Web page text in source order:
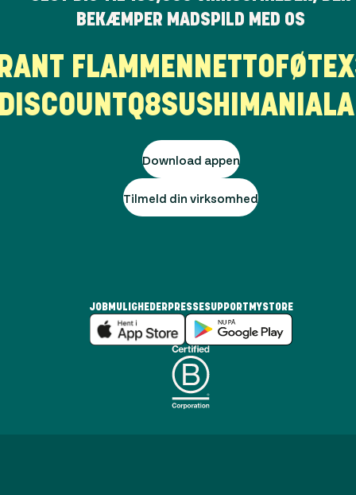
BEKÆMPER MADSPILD MED OS
FLAMMENNETTO
Q8SUSHIMANIA
Download appen
Tilmeld din virksomhed
JOBMULIGHEDERPRESSESUPPORT MYSTORE